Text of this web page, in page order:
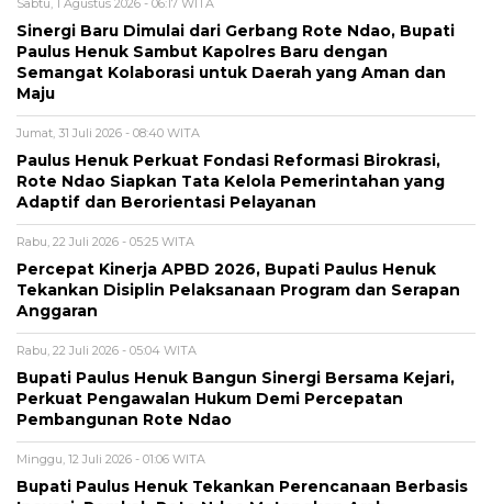
Sinergi Baru Dimulai dari Gerbang Rote Ndao, Bupati
Paulus Henuk Sambut Kapolres Baru dengan
Semangat Kolaborasi untuk Daerah yang Aman dan
Maju
Jumat, 31 Juli 2026 - 08:40 WITA
Paulus Henuk Perkuat Fondasi Reformasi Birokrasi,
Rote Ndao Siapkan Tata Kelola Pemerintahan yang
Adaptif dan Berorientasi Pelayanan
Rabu, 22 Juli 2026 - 05:25 WITA
Percepat Kinerja APBD 2026, Bupati Paulus Henuk
Tekankan Disiplin Pelaksanaan Program dan Serapan
Anggaran
Rabu, 22 Juli 2026 - 05:04 WITA
Bupati Paulus Henuk Bangun Sinergi Bersama Kejari,
Perkuat Pengawalan Hukum Demi Percepatan
Pembangunan Rote Ndao
Minggu, 12 Juli 2026 - 01:06 WITA
Bupati Paulus Henuk Tekankan Perencanaan Berbasis